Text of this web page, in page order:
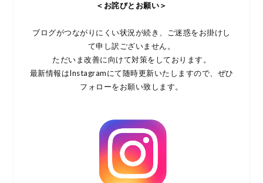
＜お詫びとお願い＞
ブログがつながりにくい状況が続き、ご迷惑をお掛けし
て申し訳ございません。
ただいま改善に向けて対策をしております。
最新情報はInstagramにて随時更新いたしますので、ぜひ
フォローをお願い致します。